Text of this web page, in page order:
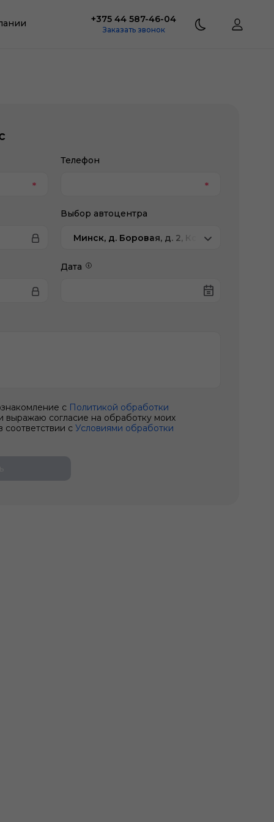
+375 44 587-46-04
Заказать звонок
Телефон
Выбор автоцентра
Минск, д. Боровая, д. 2, Коммерческая
Дата
с Политикой обработки
выражаю согласие на обработку моих
соответствии с Условиями обработки